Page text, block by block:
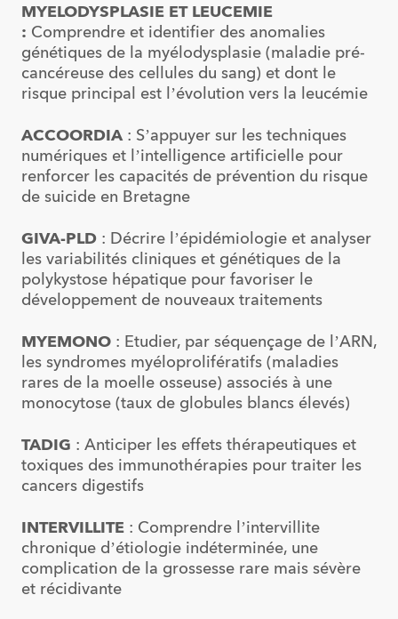
MYELODYSPLASIE ET LEUCEMIE
: Comprendre et identifier des anomalies
génétiques de la myélodysplasie (maladie pré-
cancéreuse des cellules du sang) et dont le
risque principal est l’évolution vers la leucémie
ACCOORDIA: S’appuyer sur les techniques
numériques et l’intelligence artificielle pour
renforcer les capacités de prévention du risque
de suicide en Bretagne
GIVA-PLD : Décrire l’épidémiologie et analyser
les variabilités cliniques et génétiques de la
polykystose hépatique pour favoriser le
développement de nouveaux traitements
MYEMONO : Etudier, par séquençage de l’ARN,
les syndromes myéloprolifératifs (maladies
rares de la moelle osseuse) associés à une
monocytose (taux de globules blancs élevés)
TADIG : Anticiper les effets thérapeutiques et
toxiques des immunothérapies pour traiter les
cancers digestifs
INTERVILLITE : Comprendre l’intervillite
chronique d’étiologie indéterminée, une
complication de la grossesse rare mais sévère
et récidivante